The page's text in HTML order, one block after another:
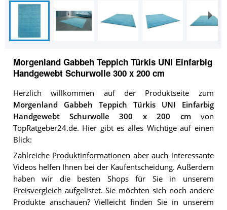
Morgenland Gabbeh Teppich Türkis UNI Einfarbig
Handgewebt Schurwolle 300 x 200 cm
Herzlich willkommen auf der Produktseite zum
Morgenland Gabbeh Teppich Türkis UNI Einfarbig
Handgewebt Schurwolle 300 x 200 cmvon
TopRatgeber24.de. Hier gibt es alles Wichtige auf einen
Blick:
Zahlreiche Produktinformationen aber auch interessante
Videos helfen Ihnen bei der Kaufentscheidung. Außerdem
haben wir die besten Shops für Sie in unserem
Preisvergleich aufgelistet. Sie möchten sich noch andere
Produkte anschauen? Vielleicht finden Sie in unserem